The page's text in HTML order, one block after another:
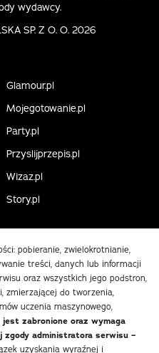
wydawcy.
SP. Z O. O. 2026
Glamour.pl
Mojegotowanie.pl
Party.pl
Przyslijprzepis.pl
Wizaz.pl
Story.pl
pobieranie, zwielokrotnianie,
treści, danych lub informacji
oraz wszystkich jego podstron,
zmierzającej do tworzenia,
uczenia maszynowego,
jest zabronione oraz wymaga
zgody administratora serwisu –
uzyskania wyraźnej i